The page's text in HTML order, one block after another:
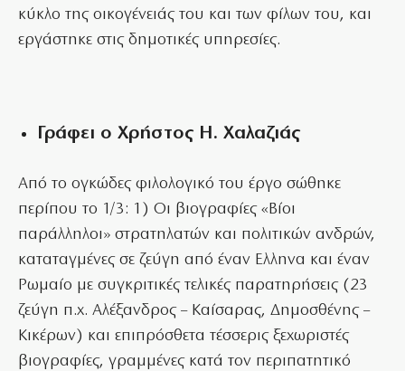
κύκλο της οικογένειάς του και των φίλων του, και
εργάστηκε στις δημοτικές υπηρεσίες.
Γράφει ο Χρήστος Η. Χαλαζιάς
Από το ογκώδες φιλολογικό του έργο σώθηκε
περίπου το 1/3: 1) Οι βιογραφίες «Βίοι
παράλληλοι» στρατηλατών και πολιτικών ανδρών,
καταταγμένες σε ζεύγη από έναν Ελληνα και έναν
Ρωμαίο με συγκριτικές τελικές παρατηρήσεις (23
ζεύγη π.χ. Αλέξανδρος – Καίσαρας, Δημοσθένης –
Κικέρων) και επιπρόσθετα τέσσερις ξεχωριστές
βιογραφίες, γραμμένες κατά τον περιπατητικό